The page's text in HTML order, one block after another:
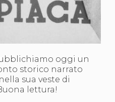
del sito
oggi un
storico narrato
sua veste di
lettura!